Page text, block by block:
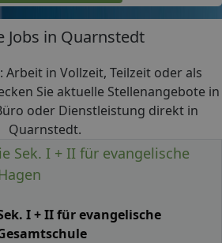
Jobs in Quarnstedt
Arbeit in Vollzeit, Teilzeit oder als
Sie aktuelle Stellenangebote in
oder Dienstleistung direkt in
Quarnstedt.
Sek. I + II für evangelische
I + II für evangelische